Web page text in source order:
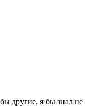
другие, я бы знал